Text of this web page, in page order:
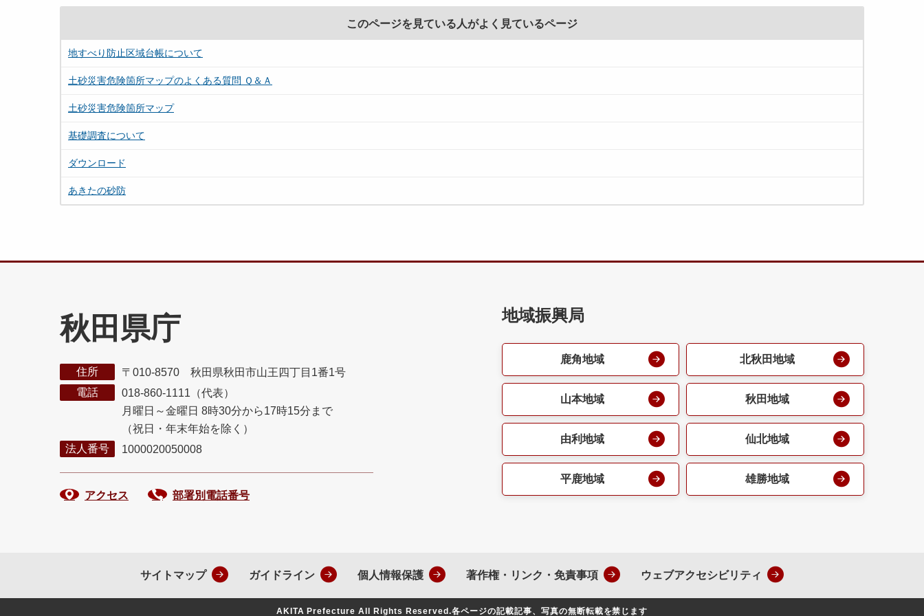
このページを見ている人がよく見ているページ
地すべり防止区域台帳について
土砂災害危険箇所マップのよくある質問 Ｑ＆Ａ
土砂災害危険箇所マップ
基礎調査について
ダウンロード
あきたの砂防
秋田県庁
住所
〒010-8570 秋田県秋田市山王四丁目1番1号
電話
018-860-1111（代表）
月曜日～金曜日 8時30分から17時15分まで
（祝日・年末年始を除く）
法人番号
1000020050008
アクセス 部署別電話番号
地域振興局
鹿角地域 北秋田地域
山本地域 秋田地域
由利地域 仙北地域
平鹿地域 雄勝地域
サイトマップ ガイドライン 個人情報保護 著作権・リンク・免責事項 ウェブアクセシビリティ
AKITA Prefecture All Rights Reserved.各ページの記載記事、写真の無断転載を禁じます